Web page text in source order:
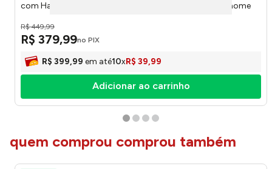
com Haste de Alumínio 36x26x58cm LM3896 - honeyhome
R$ 449,99
R$ 379,99no PIX
R$ 399,99 em até10xR$ 39,99
Adicionar ao carrinho
quem comprou comprou também